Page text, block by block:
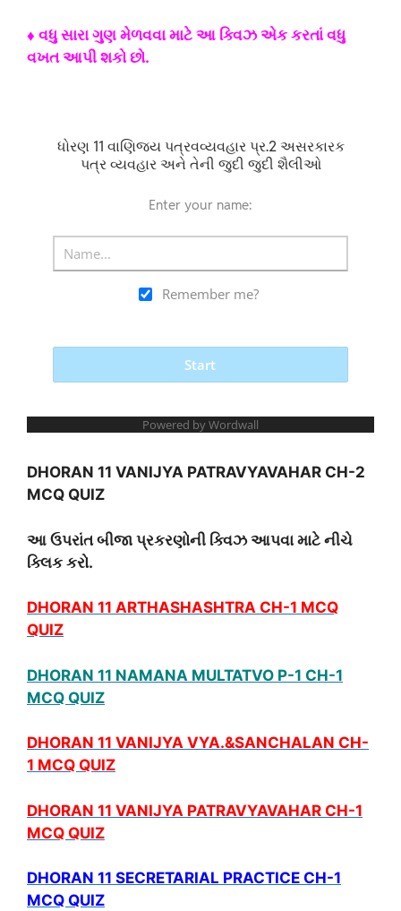
♦ વધુ સારા ગુણ મેળવવા માટે આ ક્વિઝ એક કરતાં વધુ
વખત આપી શકો છો.
DHORAN 11 VANIJYA PATRAVYAVAHAR CH-2
MCQ QUIZ
આ ઉપરાંત બીજા પ્રકરણોની ક્વિઝ આપવા માટે નીચે
ક્લિક કરો.
DHORAN 11 ARTHASHASHTRA CH-1 MCQ
QUIZ
DHORAN 11 NAMANA MULTATVO P-1 CH-1
MCQ QUIZ
DHORAN 11 VANIJYA VYA.&SANCHALAN CH-
1 MCQ QUIZ
DHORAN 11 VANIJYA PATRAVYAVAHAR CH-1
MCQ QUIZ
DHORAN 11 SECRETARIAL PRACTICE CH-1
MCQ QUIZ